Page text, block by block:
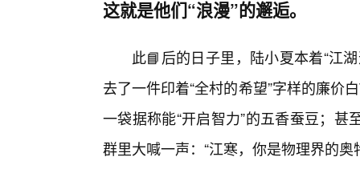
这就是他们“浪漫”的邂逅。
此📘后的日子里，陆小夏本着“江
去了一件印着“全村的希望”字样的廉价
一袋据称能“开启智力”的五香蚕豆；
群里大喊一声：“江寒，你是物理界的奥